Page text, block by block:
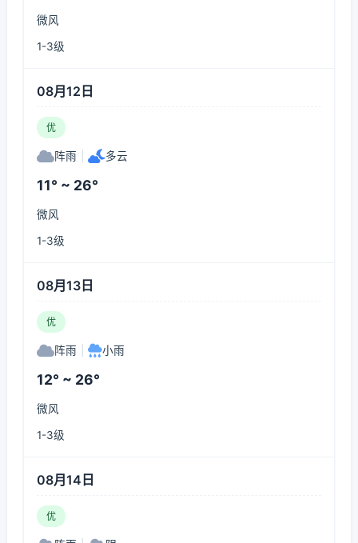
微风
1-3级
08月12日
优
阵雨 多云
11° ~ 26°
微风
1-3级
08月13日
优
阵雨 小雨
12° ~ 26°
微风
1-3级
08月14日
优